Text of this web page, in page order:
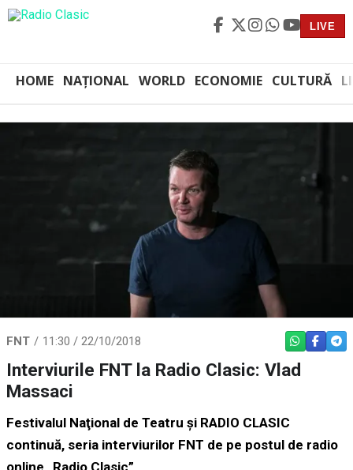
LIVE
HOME NAȚIONAL WORLD ECONOMIE CULTURĂ
FNT 11:30 / 22/10/2018 WHATSAPP
Interviurile FNT la Radio Clasic: Vlad
Massaci
Festivalul Naţional de Teatru şi RADIO CLASIC
continuă, seria interviurilor FNT de pe postul de radio